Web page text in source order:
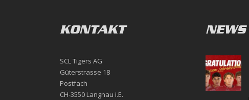
KONTAKT
SCL Tigers AG
Güterstrasse 18
Postfach
CH-3550 Langnau i.E.
NEWS